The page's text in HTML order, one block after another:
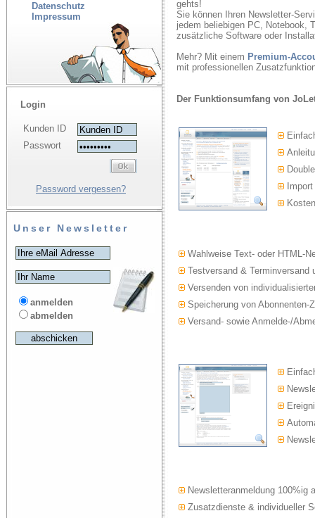
Datenschutz
Impressum
Login
Kunden ID
Passwort
Password vergessen?
Unser Newsletter
anmelden
abmelden
gehts!
Sie können Ihren Newsletter-
jedem beliebigen PC, Notebook,
zusätzliche Software oder
Mehr? Mit einem Premium-
mit professionellen
Der Funktionsumfang von
Wahlweise Text- oder HTML-
Testversand & Terminversand
Versenden von
Speicherung von Abonnenten-
Versand- sowie Anmelde-/
Newsletteranmeldung 100%ig
Zusatzdienste & individueller